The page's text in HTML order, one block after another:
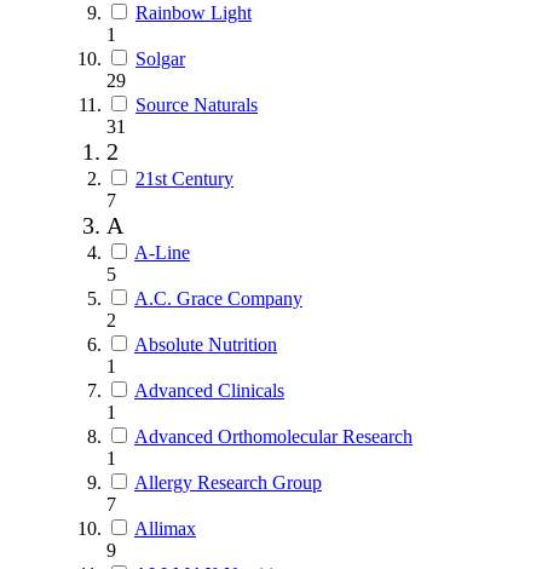
Rainbow Light
1
Solgar
29
Source Naturals
31
2
21st Century
7
A
A-Line
5
A.C. Grace Company
2
Absolute Nutrition
1
Advanced Clinicals
1
Advanced Orthomolecular Research
1
Allergy Research Group
7
Allimax
9